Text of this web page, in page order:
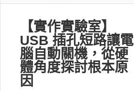
【實作實驗室】
USB 插孔短路讓電
腦自動關機，從硬
體角度探討根本原
因